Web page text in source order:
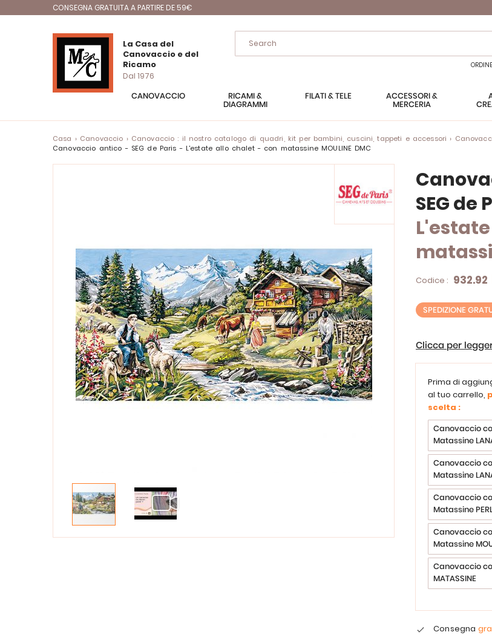
CONSEGNA GRATUITA A PARTIRE DE 59€
La Casa del
Canovaccio e del
Ricamo
Dal 1976
CANOVACCIO
RICAMI &
DIAGRAMMI
FILATI & TELE
ACCESSORI &
MERCERIA
Casa Canovaccio Canovaccio : il nostro catalogo di quadri, kit per bambini, cuscini, tappeti e accessori
Canovaccio antico - SEG de Paris - L'estate allo chalet - con matassine MOULINE DMC
SEG de
Codice : 932.92
SPEDIZIONE
Clicca per
Prima di
al tuo carrello,
scelta :
Canovaccio
Matassine
Canovaccio
Matassine
Canovaccio
Matassine
Canovaccio
Matassine
Canovaccio
MATASSINE
Consegna